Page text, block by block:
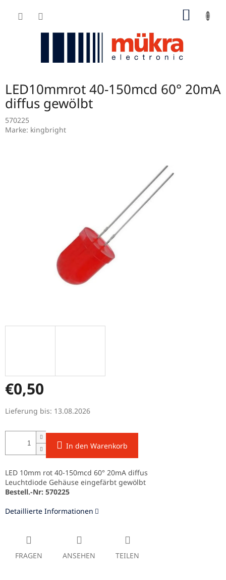
Inhalt
LED10mmrot 40-150mcd 60° 20mA
diffus gewölbt
570225
Marke: kingbright
€0,50
Verkaufspreis:
Lieferung bis: 13.08.2026
In den Warenkorb
LED 10mm rot 40-150mcd 60° 20mA diffus
Leuchtdiode Gehäuse eingefärbt gewölbt
Bestell.-Nr: 570225
Detaillierte Informationen
FRAGEN ANSEHEN TEILEN